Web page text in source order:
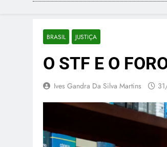
BRASIL JUSTIÇA
O STF E O
Ives Gandra Da Silva Martins